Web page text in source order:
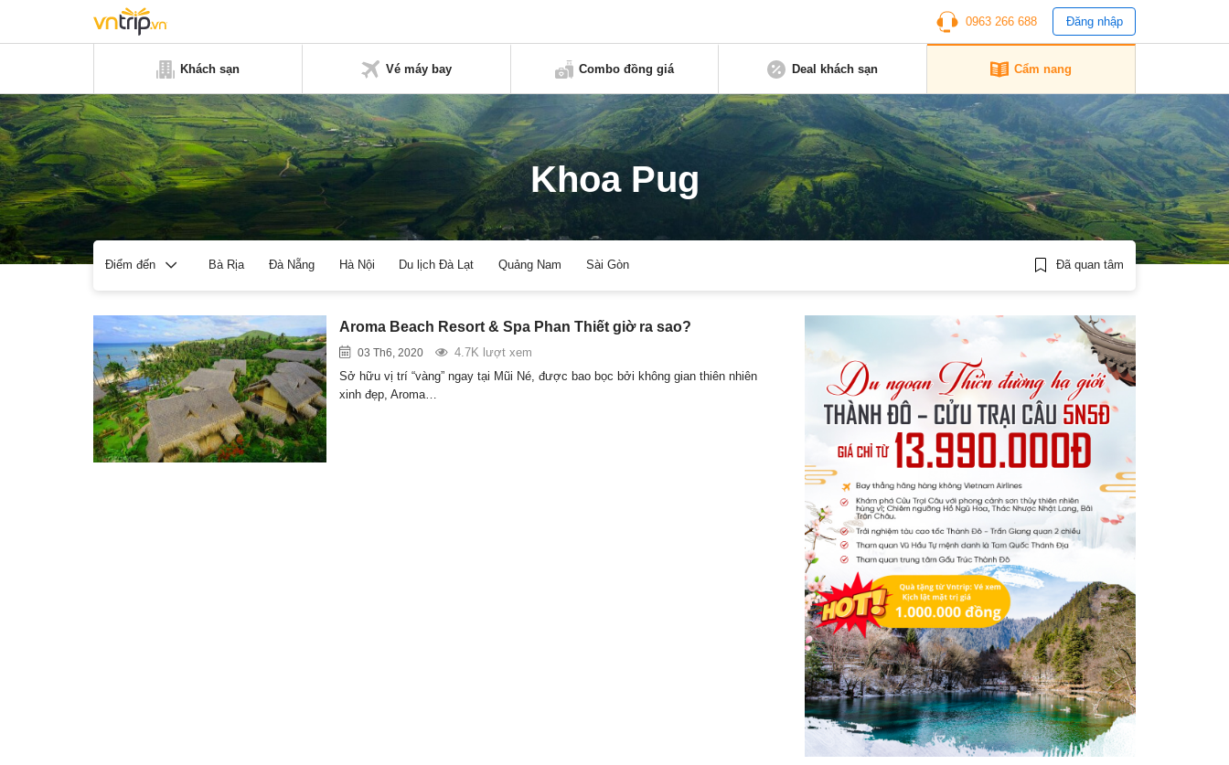
0963 266 688 Đăng nhập
Khách sạn Vé máy bay Combo đồng giá Deal khách sạn Cẩm nang
Khoa Pug
Điểm đến Bà Rịa Đà Nẵng Hà Nội Du lịch Đà Lạt Quảng Nam Sài Gòn Đã quan tâm
Aroma Beach Resort & Spa Phan Thiết giờ ra sao?
03 Th6, 2020
4.7K lượt xem
Sở hữu vị trí “vàng” ngay tại Mũi Né, được bao bọc bởi không gian thiên nhiên
xinh đẹp, Aroma…